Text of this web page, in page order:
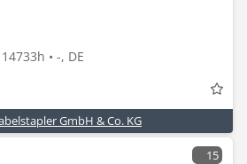
• -, DE
GmbH & Co. KG
15